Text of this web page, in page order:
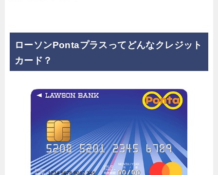
ローソンPontaプラスってどんなクレジット
カード？